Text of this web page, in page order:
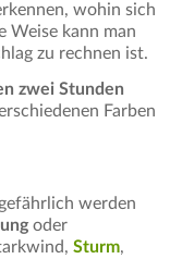
wohin sich
Weise kann man
zu rechnen ist.
zwei Stunden
Farben
werden
oder
Sturm,